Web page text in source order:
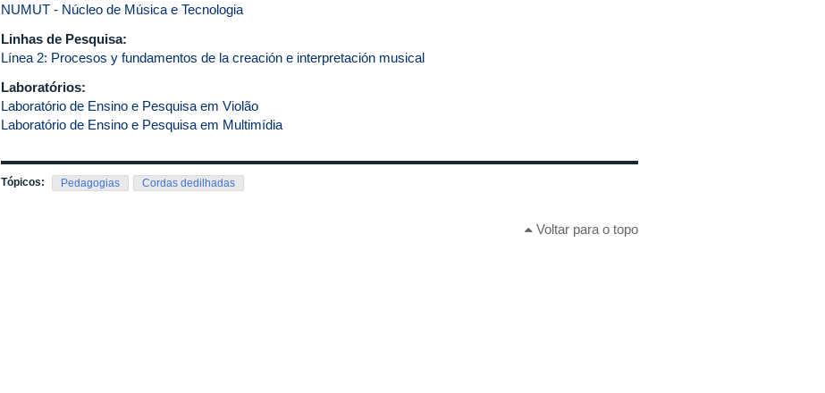
NUMUT - Núcleo de Música e Tecnologia
Linhas de Pesquisa:
Línea 2: Procesos y fundamentos de la creación e interpretación musical
Laboratórios:
Laboratório de Ensino e Pesquisa em Violão
Laboratório de Ensino e Pesquisa em Multimídia
Tópicos: Pedagogias Cordas dedilhadas
Voltar para o topo